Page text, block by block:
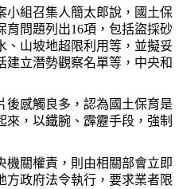
小組召集人簡太郎說，國土保
育問題列出16項，包括盜採砂
、山坡地超限利用等，並擬妥
建立潛勢觀察名單等，中央和
後感觸良多，認為國土保育是
，以鐵腕、霹靂手段，強制
機關權責，則由相關部會立即
方政府法令執行，要求業者限